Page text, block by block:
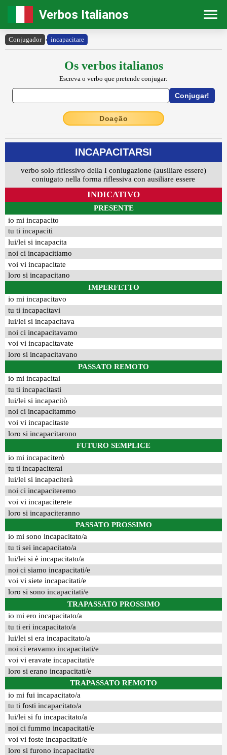
Verbos Italianos
Conjugador › incapacitare
Os verbos italianos
Escreva o verbo que pretende conjugar:
Doação
INCAPACITARSI
verbo solo riflessivo della I coniugazione (ausiliare essere)
coniugato nella forma riflessiva con ausiliare essere
INDICATIVO
PRESENTE
io mi incapacito
tu ti incapaciti
lui/lei si incapacita
noi ci incapacitiamo
voi vi incapacitate
loro si incapacitano
IMPERFETTO
io mi incapacitavo
tu ti incapacitavi
lui/lei si incapacitava
noi ci incapacitavamo
voi vi incapacitavate
loro si incapacitavano
PASSATO REMOTO
io mi incapacitai
tu ti incapacitasti
lui/lei si incapacitò
noi ci incapacitammo
voi vi incapacitaste
loro si incapacitarono
FUTURO SEMPLICE
io mi incapaciterò
tu ti incapaciterai
lui/lei si incapaciterà
noi ci incapaciteremo
voi vi incapaciterete
loro si incapaciteranno
PASSATO PROSSIMO
io mi sono incapacitato/a
tu ti sei incapacitato/a
lui/lei si è incapacitato/a
noi ci siamo incapacitati/e
voi vi siete incapacitati/e
loro si sono incapacitati/e
TRAPASSATO PROSSIMO
io mi ero incapacitato/a
tu ti eri incapacitato/a
lui/lei si era incapacitato/a
noi ci eravamo incapacitati/e
voi vi eravate incapacitati/e
loro si erano incapacitati/e
TRAPASSATO REMOTO
io mi fui incapacitato/a
tu ti fosti incapacitato/a
lui/lei si fu incapacitato/a
noi ci fummo incapacitati/e
voi vi foste incapacitati/e
loro si furono incapacitati/e